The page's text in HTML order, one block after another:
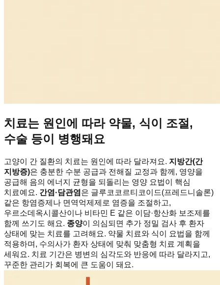
치료는 원인에 따라 약물, 식이 조절,
수술 등이 병행돼요
고양이 간 질환의 치료는 원인에 따라 달라져요. 지방간(간
지방증)은 충분한 수분 공급과 전해질 교정과 함께, 영양을
공급해 음의 에너지 균형을 되돌리는 영양 요법이 핵심
치료예요. 간염·담관염은 글루코코르티코이드(프레드니솔론)
같은 항염증제나 면역억제제로 염증을 조절하고,
우르소데옥시콜산이나 비타민 E 같은 이담·항산화 보조제를
함께 쓰기도 해요. 종양이 의심되면 추가 정밀 검사 후 환자
상태에 맞는 치료를 고려해요. 약물 치료와 식이 요법을 함께
적용하며, 수의사가 환자 상태에 맞춰 맞춤형 치료 계획을
세워요. 치료 기간은 병변의 심각도와 반응에 따라 달라지고,
꾸준한 관리가 회복에 큰 도움이 돼요.